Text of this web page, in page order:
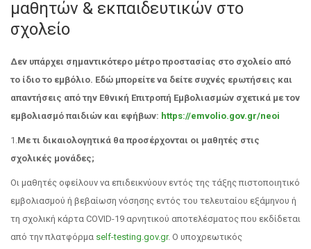
μαθητών & εκπαιδευτικών στο
σχολείο
Δεν υπάρχει σημαντικότερο μέτρο προστασίας στο σχολείο από
το ίδιο το εμβόλιο. Εδώ μπορείτε να δείτε συχνές ερωτήσεις και
απαντήσεις από την Εθνική Επιτροπή Εμβολιασμών σχετικά με τον
εμβολιασμό παιδιών και εφήβων: https://emvolio.gov.gr/neoi
1.Με τι δικαιολογητικά θα προσέρχονται οι μαθητές στις
σχολικές μονάδες;
Οι μαθητές οφείλουν να επιδεικνύουν εντός της τάξης πιστοποιητικό
εμβολιασμού ή βεβαίωση νόσησης εντός του τελευταίου εξάμηνου ή
τη σχολική κάρτα COVID-19 αρνητικού αποτελέσματος που εκδίδεται
από την πλατφόρμα self-testing.gov.gr. Ο υποχρεωτικός